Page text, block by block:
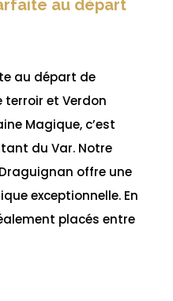
au départ
au départ de
terroir et Verdon
Magique, c’est
du Var. Notre
offre une
exceptionnelle. En
placés entre